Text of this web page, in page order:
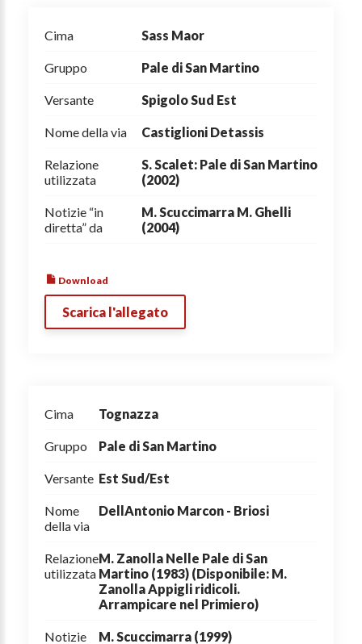
Cima Sass Maor
Gruppo Pale di San Martino
Versante Spigolo Sud Est
Nome della via Castiglioni Detassis
Relazione
utilizzata
S. Scalet: Pale di San Martino
(2002)
Notizie “in
diretta” da
M. Scuccimarra M. Ghelli
(2004)
Download
Scarica l'allegato
Cima Tognazza
Gruppo Pale di San Martino
Versante Est Sud/Est
Nome
della via
DellAntonio Marcon - Briosi
Relazione
utilizzata
M. Zanolla Nelle Pale di San
Martino (1983) (Disponibile: M.
Zanolla Appigli ridicoli.
Arrampicare nel Primiero)
Notizie M. Scuccimarra (1999)